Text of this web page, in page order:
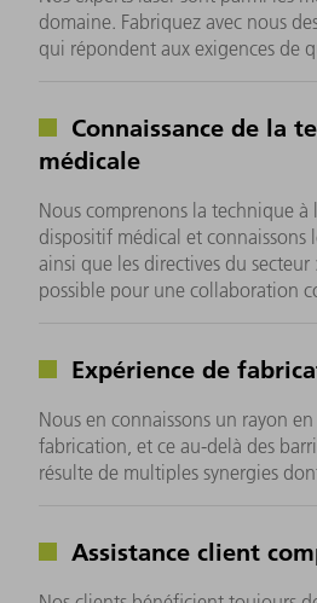
domaine. Fabriquez avec nous
qui répondent aux exigences de
Connaissance de la
médicale
Nous comprenons la technique
dispositif médical et connaissons
ainsi que les directives du
possible pour une collaboration
Expérience de
Nous en connaissons un rayon
fabrication, et ce au-delà des
résulte de multiples synergies
Assistance client